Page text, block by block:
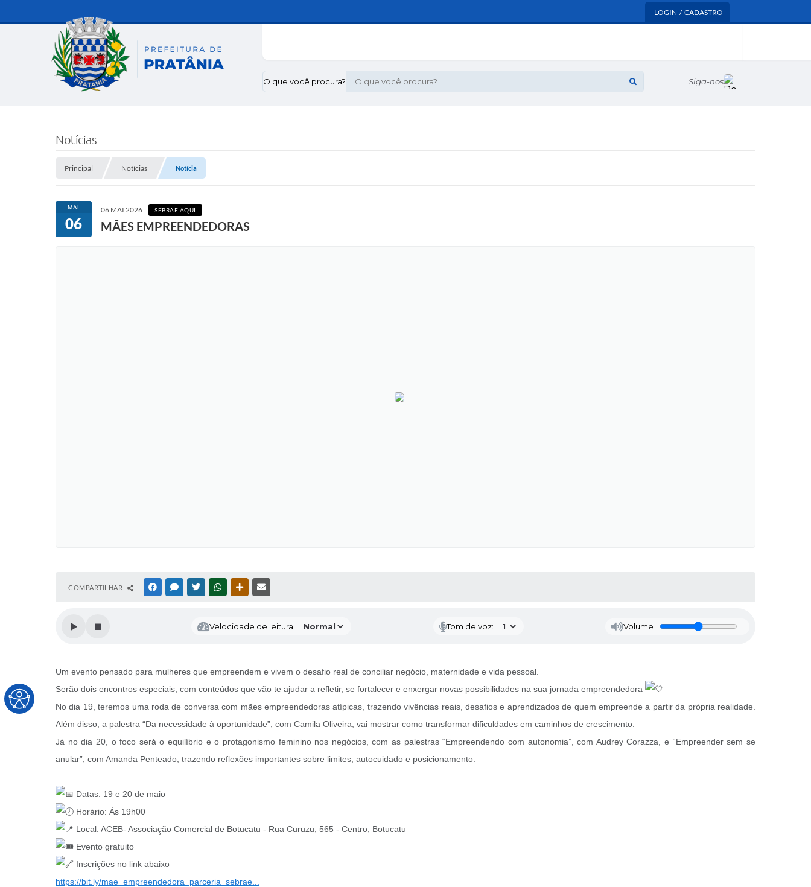
LOGIN / CADASTRO
O que você procura? Siga-nos
Notícias
Principal Notícias Notícia
MAI
06
06 MAI 2026 SEBRAE AQUI
MÃES EMPREENDEDORAS
COMPARTILHAR FACEBOOKMESSENGER
TWITTERWHATSAPPOUTRAS MÍDIAS
Velocidade de leitura: Tom de voz: Volume
Um evento pensado para mulheres que empreendem e vivem o desafio real de conciliar negócio, maternidade e vida pessoal.
Serão dois encontros especiais, com conteúdos que vão te ajudar a refletir, se fortalecer e enxergar novas possibilidades na sua jornada empreendedora
No dia 19, teremos uma roda de conversa com mães empreendedoras atípicas, trazendo vivências reais, desafios e aprendizados de quem empreende a partir da própria realidade.
Além disso, a palestra “Da necessidade à oportunidade”, com Camila Oliveira, vai mostrar como transformar dificuldades em caminhos de crescimento.
Já no dia 20, o foco será o equilíbrio e o protagonismo feminino nos negócios, com as palestras “Empreendendo com autonomia”, com Audrey Corazza, e “Empreender sem se
anular”, com Amanda Penteado, trazendo reflexões importantes sobre limites, autocuidado e posicionamento.
Datas: 19 e 20 de maio
Horário: Às 19h00
Local: ACEB- Associação Comercial de Botucatu - Rua Curuzu, 565 - Centro, Botucatu
Evento gratuito
Inscrições no link abaixo
https://bit.ly/mae_empreendedora_parceria_sebrae...